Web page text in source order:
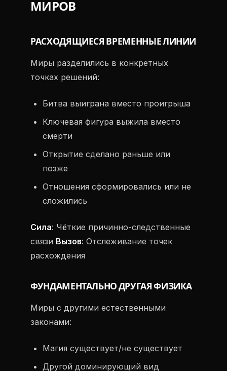
МИРОВ
РАСХОДЯЩИЕСЯ ВРЕМЕННЫЕ ЛИНИИ
Миры разделились в конкретных
точках решений:
Битва выиграна вместо проигрыша
Ключевая фигура выжила вместо
смерти
Открытие сделано раньше или
позже
Отношения сформировались или не
сложились
Сила: Чёткие причинно-следственные
связи Вызов: Отслеживание точек
расхождения
ФУНДАМЕНТАЛЬНО ДРУГАЯ ФИЗИКА
Миры с другими естественными
законами:
Магия существует/не существует
Другой доминирующий вид